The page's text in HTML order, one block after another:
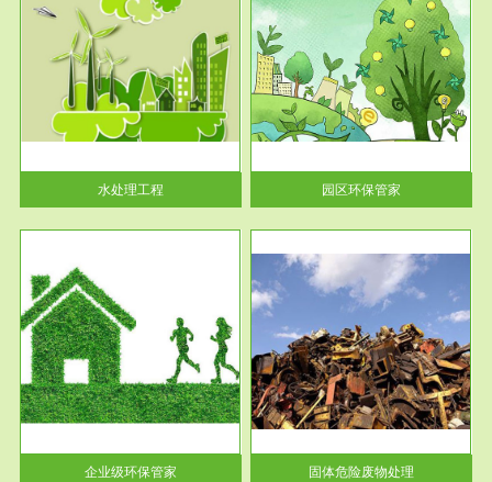
水处理工程
服务范围
园区环保管家
2016 年 4 月，环保部下发《关
于积极发挥环境保护作用促进供
给侧结...
园区环保管家
企业级环保管家
服务范围
固体危险废物处理
固体废物解释：固体废物是指人
们在生产建设、日常生活和其他
活动中...
固体危险废物处理